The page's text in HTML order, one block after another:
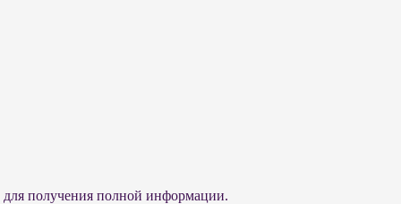
для получения полной информации.